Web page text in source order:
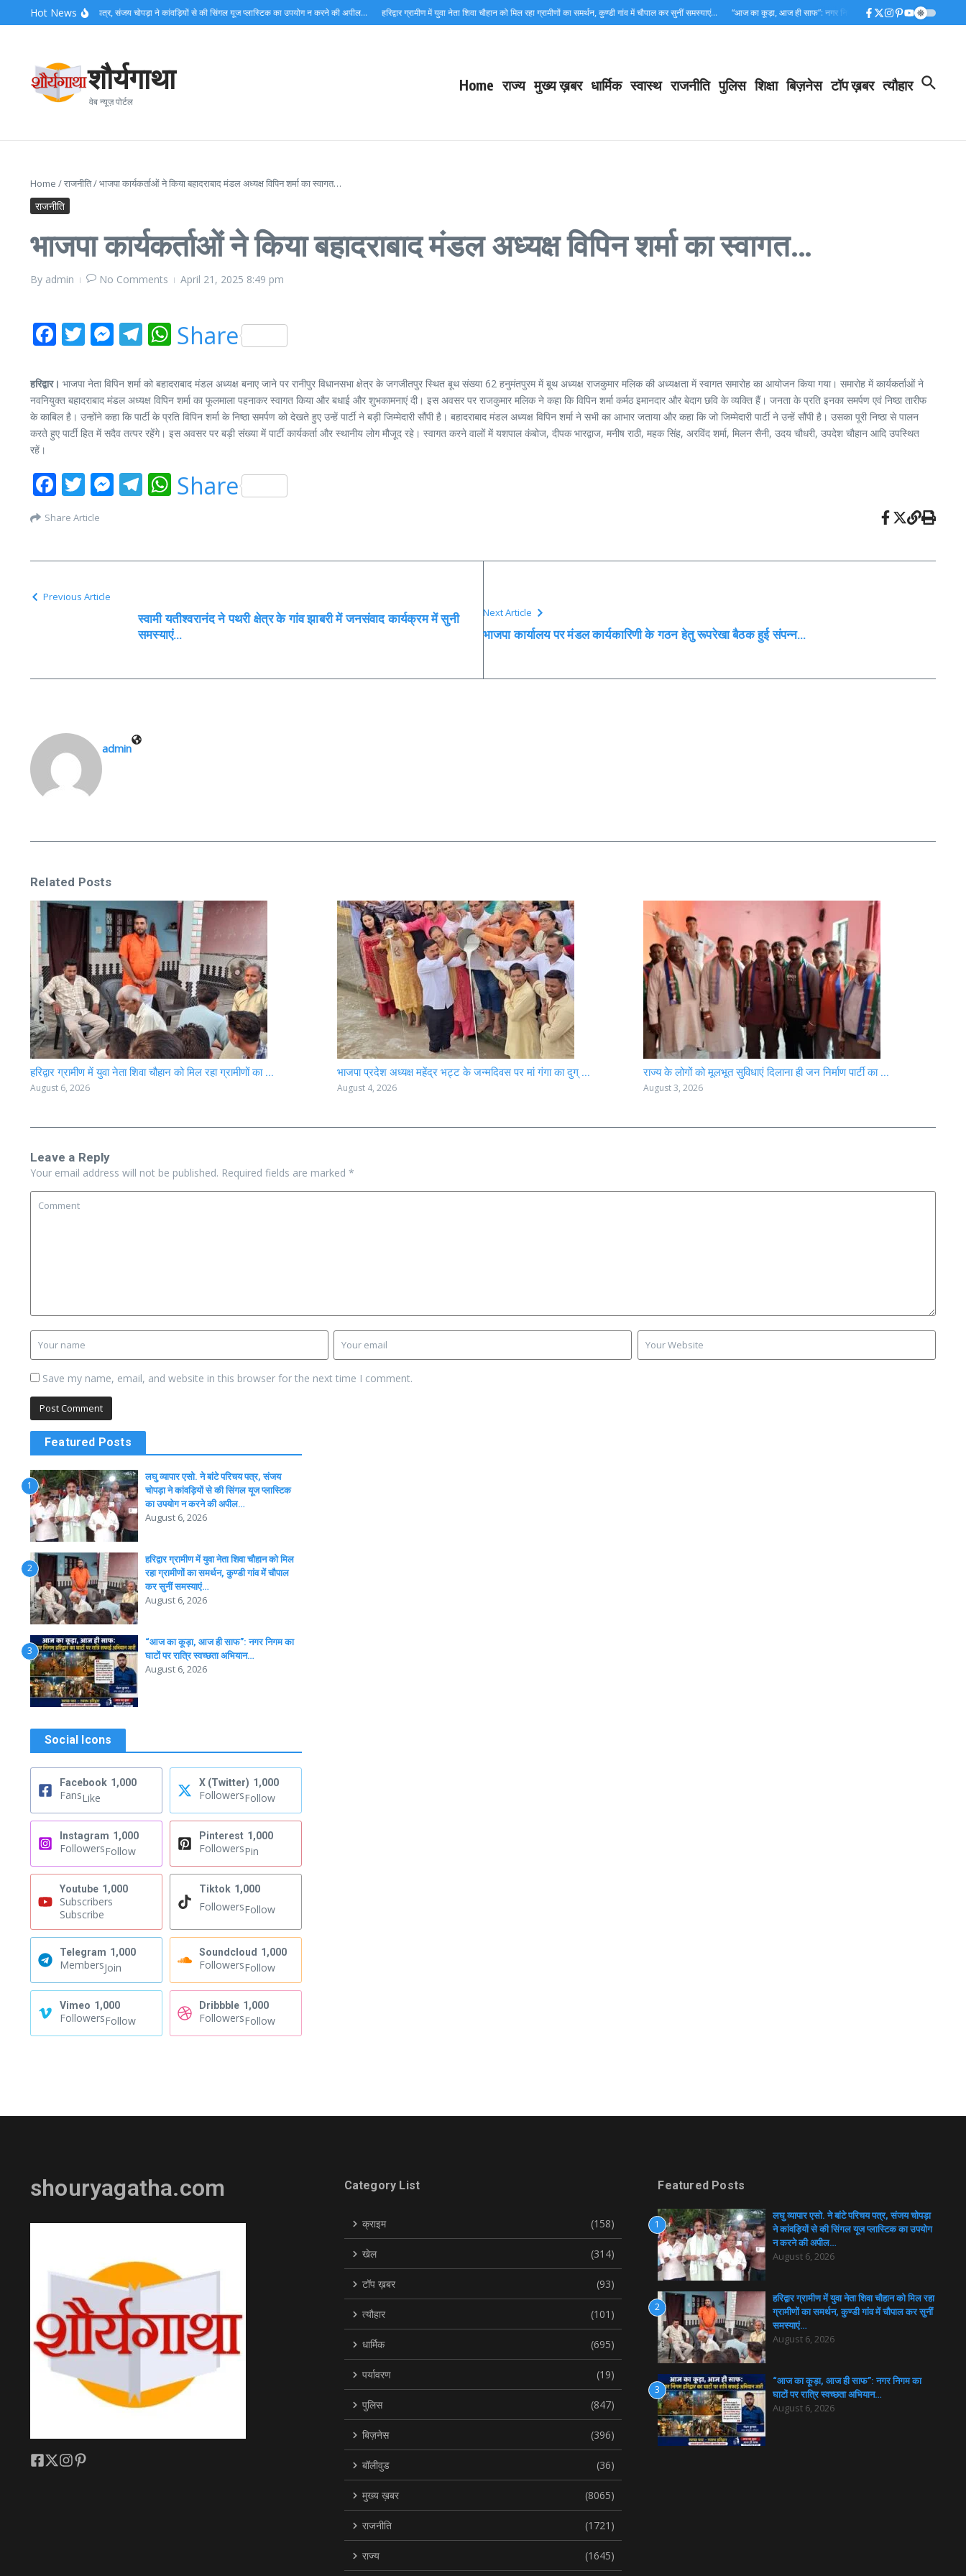
Skip to content
Hot News
एसो. ने बांटे परिचय पत्र, संजय चोपड़ा ने कांवड़ियों से की सिंगल यूज प्लास्टिक का उपयोग न करने की अपील… हरिद्वार ग्रामीण में युवा नेता शिवा चौहान को मिल रहा ग्रामीणों का समर्थन, कुण्डी गांव में चौपाल कर सुनीं समस्याएं… “आज का कूड़ा, आज ही साफ”: नगर निगम का घाटों पर रात्रि स्वच्छता अभियान…
शौर्यगाथा
वेब न्यूज़ पोर्टल
Home राज्य मुख्य ख़बर धार्मिक स्वास्थ राजनीति पुलिस शिक्षा बिज़नेस टॉप ख़बर त्यौहार
Home /राजनीति/भाजपा कार्यकर्ताओं ने किया बहादराबाद मंडल अध्यक्ष विपिन शर्मा का स्वागत…
राजनीति
भाजपा कार्यकर्ताओं ने किया बहादराबाद मंडल अध्यक्ष विपिन शर्मा का स्वागत…
By admin No Comments April 21, 2025 8:49 pm
Facebook
Twitter
Messenger
Telegram
WhatsApp
Share
हरिद्वार। भाजपा नेता विपिन शर्मा को बहादराबाद मंडल अध्यक्ष बनाए जाने पर रानीपुर विधानसभा क्षेत्र के जगजीतपुर स्थित बूथ संख्या 62 हनुमंतपुरम में बूथ अध्यक्ष राजकुमार मलिक की अध्यक्षता में स्वागत समारोह का आयोजन किया गया। समारोह में कार्यकर्ताओं ने
नवनियुक्त बहादराबाद मंडल अध्यक्ष विपिन शर्मा का फूलमाला पहनाकर स्वागत किया और बधाई और शुभकामनाएं दी। इस अवसर पर राजकुमार मलिक ने कहा कि विपिन शर्मा कर्मठ इमानदार और बेदाग छवि के व्यक्ति हैं। जनता के प्रति इनका समर्पण एवं निष्ठा तारीफ
के काबिल है। उन्होंने कहा कि पार्टी के प्रति विपिन शर्मा के निष्ठा समर्पण को देखते हुए उन्हें पार्टी ने बड़ी जिम्मेदारी सौंपी है। बहादराबाद मंडल अध्यक्ष विपिन शर्मा ने सभी का आभार जताया और कहा कि जो जिम्मेदारी पार्टी ने उन्हें सौंपी है। उसका पूरी निष्ठा से पालन
करते हुए पार्टी हित में सदैव तत्पर रहेंगे। इस अवसर पर बड़ी संख्या में पार्टी कार्यकर्ता और स्थानीय लोग मौजूद रहे। स्वागत करने वालों में यशपाल कंबोज, दीपक भारद्वाज, मनीष राठी, महक सिंह, अरविंद शर्मा, मिलन सैनी, उदय चौधरी, उपदेश चौहान आदि उपस्थित
रहें।
Facebook
Twitter
Messenger
Telegram
WhatsApp
Share
Share Article
Previous Article
स्वामी यतीश्वरानंद ने पथरी क्षेत्र के गांव झाबरी में जनसंवाद कार्यक्रम में सुनी
समस्याएं…
Next Article
भाजपा कार्यालय पर मंडल कार्यकारिणी के गठन हेतु रूपरेखा बैठक हुई संपन्न…
admin
Related Posts
हरिद्वार ग्रामीण में युवा नेता शिवा चौहान को मिल रहा ग्रामीणों का ...
August 6, 2026
भाजपा प्रदेश अध्यक्ष महेंद्र भट्ट के जन्मदिवस पर मां गंगा का दुग् ...
August 4, 2026
राज्य के लोगों को मूलभूत सुविधाएं दिलाना ही जन निर्माण पार्टी का ...
August 3, 2026
Leave a Reply
Your email address will not be published. Required fields are marked *
Save my name, email, and website in this browser for the next time I comment.
Featured Posts
1
लघु व्यापार एसो. ने बांटे परिचय पत्र, संजय
चोपड़ा ने कांवड़ियों से की सिंगल यूज प्लास्टिक
का उपयोग न करने की अपील…
August 6, 2026
2
हरिद्वार ग्रामीण में युवा नेता शिवा चौहान को मिल
रहा ग्रामीणों का समर्थन, कुण्डी गांव में चौपाल
कर सुनीं समस्याएं…
August 6, 2026
3
“आज का कूड़ा, आज ही साफ”: नगर निगम का
घाटों पर रात्रि स्वच्छता अभियान…
August 6, 2026
Social Icons
Facebook 1,000
FansLike
X (Twitter) 1,000
FollowersFollow
Instagram 1,000
FollowersFollow
Pinterest 1,000
FollowersPin
Youtube 1,000
Subscribers
Subscribe
Tiktok 1,000
FollowersFollow
Telegram 1,000
MembersJoin
Soundcloud 1,000
FollowersFollow
Vimeo 1,000
FollowersFollow
Dribbble 1,000
FollowersFollow
shouryagatha.com Category List
क्राइम (158)
खेल (314)
टॉप ख़बर (93)
त्यौहार (101)
धार्मिक (695)
पर्यावरण (19)
पुलिस (847)
बिज़नेस (396)
बॉलीवुड (36)
मुख्य ख़बर (8065)
राजनीति (1721)
राज्य (1645)
Featured Posts
1
लघु व्यापार एसो. ने बांटे परिचय पत्र, संजय चोपड़ा
ने कांवड़ियों से की सिंगल यूज प्लास्टिक का उपयोग
न करने की अपील…
August 6, 2026
2
हरिद्वार ग्रामीण में युवा नेता शिवा चौहान को मिल रहा
ग्रामीणों का समर्थन, कुण्डी गांव में चौपाल कर सुनीं
समस्याएं…
August 6, 2026
3
“आज का कूड़ा, आज ही साफ”: नगर निगम का
घाटों पर रात्रि स्वच्छता अभियान…
August 6, 2026